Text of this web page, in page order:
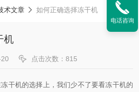
术文章 如何正确选择冻干机
机
点击次数：815
机的选择上，我们少不了要看冻干机的
电话咨询